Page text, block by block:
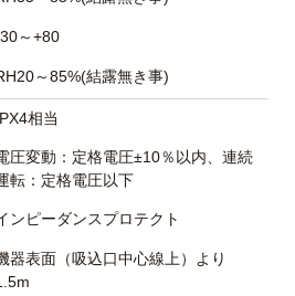
～+80
～85%(結露無き事)
相当
圧変動：定格電圧±10％以内、連続
転：定格電圧以下
ンピーダンスプロテクト
器表面（吸込口中心線上）より